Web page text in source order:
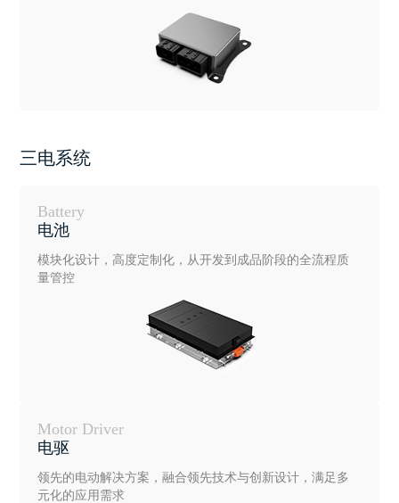
三电系统
Battery
电池
模块化设计，高度定制化，从开发到成品阶段的全流程质
量管控
Motor Driver
电驱
领先的电动解决方案，融合领先技术与创新设计，满足多
元化的应用需求